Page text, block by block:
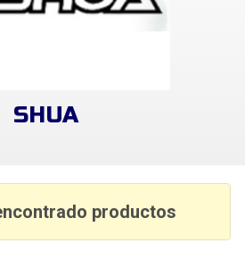
SHUA
productos